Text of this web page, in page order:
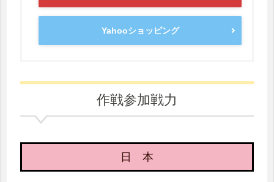
Yahooショッピング
作戦参加戦力
日 本